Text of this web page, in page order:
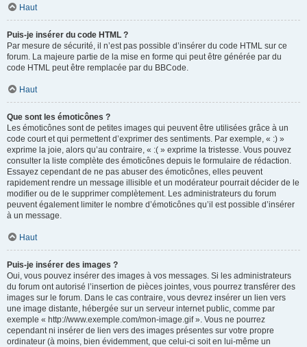
Haut
Puis-je insérer du code HTML ?
Par mesure de sécurité, il n’est pas possible d’insérer du code HTML sur ce
forum. La majeure partie de la mise en forme qui peut être générée par du
code HTML peut être remplacée par du BBCode.
Haut
Que sont les émoticônes ?
Les émoticônes sont de petites images qui peuvent être utilisées grâce à un
code court et qui permettent d’exprimer des sentiments. Par exemple, « :) »
exprime la joie, alors qu’au contraire, « :( » exprime la tristesse. Vous pouvez
consulter la liste complète des émoticônes depuis le formulaire de rédaction.
Essayez cependant de ne pas abuser des émoticônes, elles peuvent
rapidement rendre un message illisible et un modérateur pourrait décider de le
modifier ou de le supprimer complètement. Les administrateurs du forum
peuvent également limiter le nombre d’émoticônes qu’il est possible d’insérer
à un message.
Haut
Puis-je insérer des images ?
Oui, vous pouvez insérer des images à vos messages. Si les administrateurs
du forum ont autorisé l’insertion de pièces jointes, vous pourrez transférer des
images sur le forum. Dans le cas contraire, vous devrez insérer un lien vers
une image distante, hébergée sur un serveur internet public, comme par
exemple « http://www.exemple.com/mon-image.gif ». Vous ne pourrez
cependant ni insérer de lien vers des images présentes sur votre propre
ordinateur (à moins, bien évidemment, que celui-ci soit en lui-même un